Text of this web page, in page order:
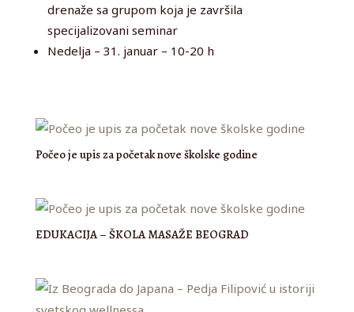
drenaže sa grupom koja je završila
specijalizovani seminar
Nedelja – 31. januar – 10-20 h
Počeo je upis za početak nove školske godine
EDUKACIJA – ŠKOLA MASAŽE BEOGRAD